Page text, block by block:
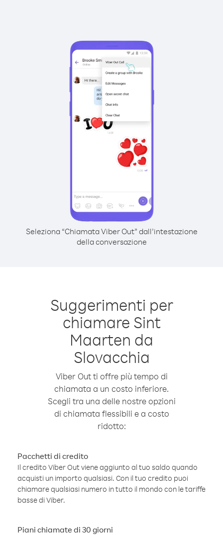
Seleziona “Chiamata Viber Out” dall’intestazione
della conversazione
Suggerimenti per
chiamare Sint
Maarten da
Slovacchia
Viber Out ti offre più tempo di
chiamata a un costo inferiore.
Scegli tra una delle nostre opzioni
di chiamata flessibili e a costo
ridotto:
Pacchetti di credito
Il credito Viber Out viene aggiunto al tuo saldo quando
acquisti un importo qualsiasi. Con il tuo credito puoi
chiamare qualsiasi numero in tutto il mondo con le tariffe
basse di Viber.
Piani chiamate di 30 giorni